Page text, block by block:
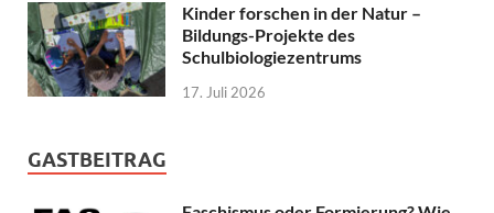
Kinder forschen in der Natur –
Bildungs-Projekte des
Schulbiologiezentrums
17. Juli 2026
GASTBEITRAG